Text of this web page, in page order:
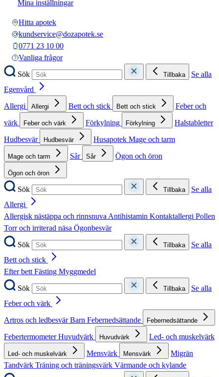
Mina inställningar
Hitta apotek
kundservice@dozapotek.se
0771 23 10 00
Vanliga frågor
Sök
Tillbaka
Se alla
Egenvård
Allergi
Allergi Bett och stick Bett och stick
Feber och
värk
Feber och värk Förkylning Förkylning
Halstabletter
Hudbesvär
Hudbesvär Husapotek Mage och tarm
Mage och tarm Sår Sår Ögon och öron
Ögon och öron
Sök Tillbaka
Se alla
Allergi
Allergisk nästäppa och rinnsnuvaAntihistamin Kontaktallergi Pollen
Torr och irriterad näsa Ögonbesvär
Sök
Tillbaka
Se alla
Bett och stick
Efter bettFästing Myggmedel
Sök
Tillbaka
Se alla
Feber och värk
Artros och ledbesvärBarn Febernedsättande Febernedsättande
FebertermometerHuvudvärk Huvudvärk Led- och muskelvärk
Led- och muskelvärk Mensvärk Mensvärk
Migrän
Tandvärk Träning och träningsvärk Värmande och kylande